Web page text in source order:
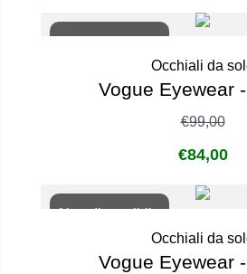
Occhiali da
Vogue Eyewear
€99,00
€84,00
Non disponibile
Occhiali da
Vogue Eyewear